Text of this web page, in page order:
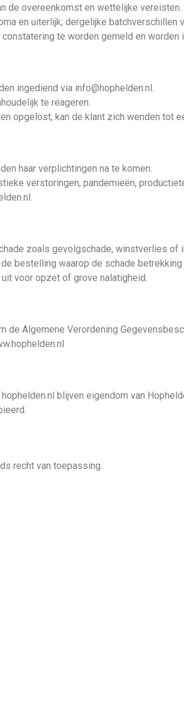
de overeenkomst en wettelijke vereisten.
en uiterlijk; dergelijke batchverschillen
te worden gemeld en worden
ingediend via info@hophelden.nl.
te reageren.
opgelost, kan de klant zich wenden tot
haar verplichtingen na te komen.
verstoringen, pandemieën,
zoals gevolgschade, winstverlies of
bestelling waarop de schade betrekking
voor opzet of grove nalatigheid.
Algemene Verordening
blijven eigendom van
recht van toepassing.